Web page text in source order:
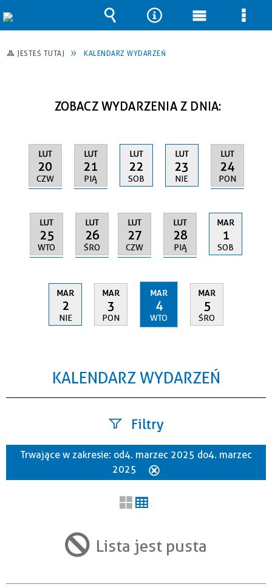
JESTEŚ TUTAJ KALENDARZ WYDARZEŃ
ZOBACZ WYDARZENIA Z DNIA:
LUT
20
CZW
LUT
21
PIĄ
LUT
22
SOB
LUT
23
NIE
LUT
24
PON
LUT
25
WTO
LUT
26
ŚRO
LUT
27
CZW
LUT
28
PIĄ
MAR
1
SOB
MAR
2
NIE
MAR
3
PON
MAR
4
WTO
MAR
5
ŚRO
KALENDARZ WYDARZEŃ
Filtry
Szukana fraza
Trwające w zakresie
Trwające w zakresie: od 4. marzec 2025 do 4. marzec
2025
Lista jest pusta
Wyszukiwarka
Narzędzia
Menu Menu